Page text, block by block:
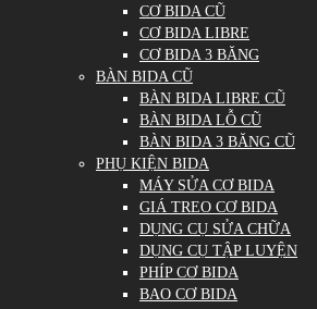
CƠ BIDA CŨ
CƠ BIDA LIBRE
CƠ BIDA 3 BĂNG
BÀN BIDA CŨ
BÀN BIDA LIBRE CŨ
BÀN BIDA LỖ CŨ
BÀN BIDA 3 BĂNG CŨ
PHỤ KIỆN BIDA
MÁY SỬA CƠ BIDA
GIÁ TREO CƠ BIDA
DỤNG CỤ SỬA CHỮA
DỤNG CỤ TẬP LUYỆN
PHÍP CƠ BIDA
BAO CƠ BIDA